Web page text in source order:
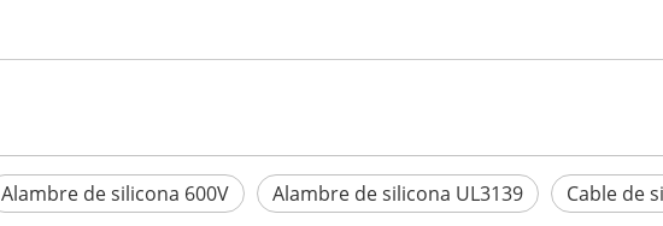
Alambre de silicona 600V Alambre de silicona UL3139 Cable de